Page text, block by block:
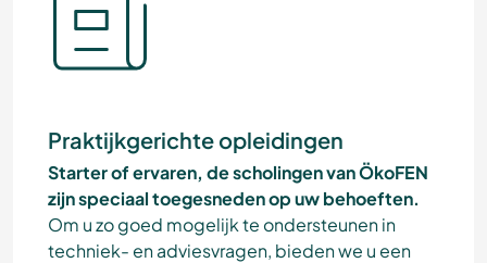
Praktijkgerichte opleidingen
Starter of ervaren, de scholingen van ÖkoFEN
zijn speciaal toegesneden op uw behoeften.
Om u zo goed mogelijk te ondersteunen in
techniek- en adviesvragen, bieden we u een